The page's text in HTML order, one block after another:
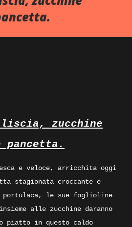
zucchine
pancetta.
e veloce, arricchita oggi
stagionata croccante e
le sue foglioline
alle zucchine daranno
piatto in questo caldo